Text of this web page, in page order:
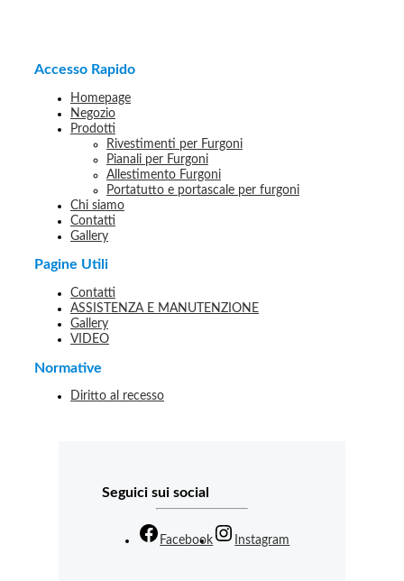
Accesso Rapido
Homepage
Negozio
Prodotti
Rivestimenti per Furgoni
Pianali per Furgoni
Allestimento Furgoni
Portatutto e portascale per furgoni
Chi siamo
Contatti
Gallery
Pagine Utili
Contatti
ASSISTENZA E MANUTENZIONE
Gallery
VIDEO
Normative
Diritto al recesso
Seguici sui social
Facebook Instagram